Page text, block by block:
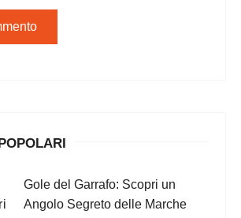
Gole del Garrafo: Scopri un
Angolo Segreto delle Marche